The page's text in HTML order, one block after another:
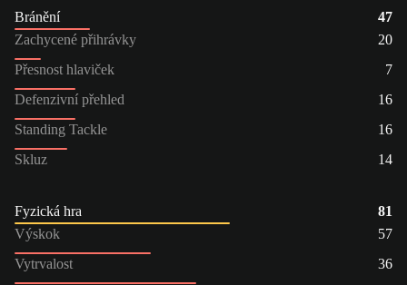
Bránění
47
Zachycené přihrávky
20
Přesnost hlaviček
7
Defenzivní přehled
16
Standing Tackle
16
Skluz
14
Fyzická hra
81
Výskok
57
Vytrvalost
36